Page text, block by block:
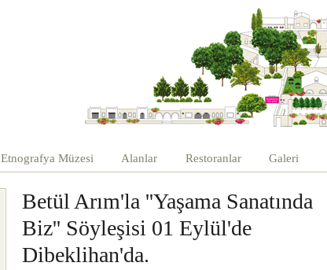
Etnografya Müzesi Alanlar Restoranlar Galeri
Betül Arım'la ''Yaşama Sanatında
Biz'' Söyleşisi 01 Eylül'de
Dibeklihan'da.